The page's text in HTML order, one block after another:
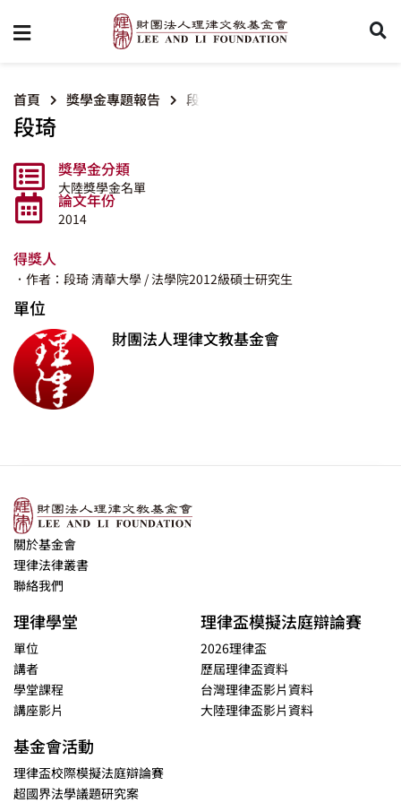
首頁 獎學金專題報告 段琦
段琦
獎學金分類
大陸獎學金名單
論文年份
2014
得獎人
．作者：段琦清華大學 / 法學院2012級碩士研究生
單位
財團法人理律文教基金會
關於基金會
理律法律叢書
聯絡我們
理律學堂
單位
講者
學堂課程
講座影片
理律盃模擬法庭辯論賽
2026理律盃
歷屆理律盃資料
台灣理律盃影片資料
大陸理律盃影片資料
基金會活動
理律盃校際模擬法庭辯論賽
超國界法學議題研究案